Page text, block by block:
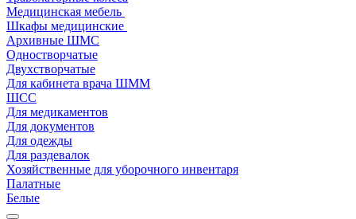
Медицинская мебель
Шкафы медицинские
Архивные ШМС
Одностворчатые
Двухстворчатые
Для кабинета врача ШММ
ШСС
Для медикаментов
Для документов
Для одежды
Для раздевалок
Хозяйственные для уборочного инвентаря
Палатные
Белые